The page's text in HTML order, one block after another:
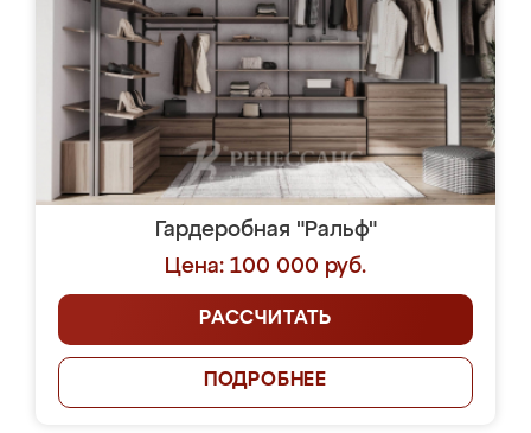
Гардеробная "Ральф"
Цена: 100 000 руб.
РАССЧИТАТЬ
ПОДРОБНЕЕ